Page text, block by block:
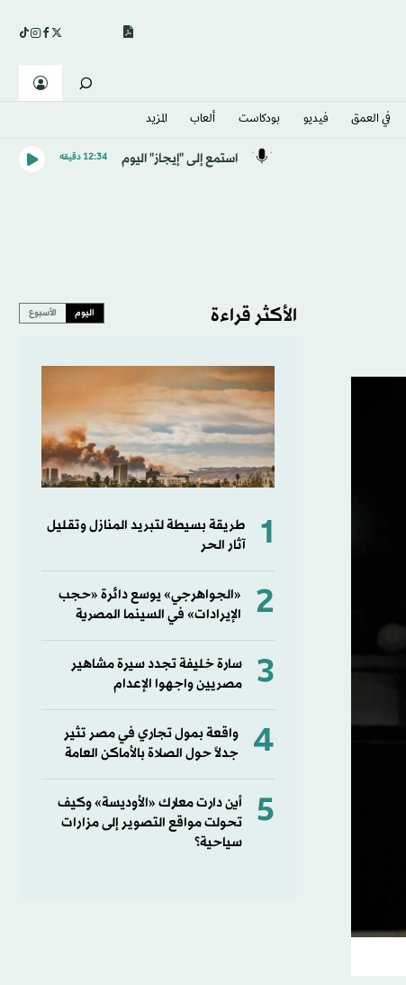
في العمق فيديو بودكاست ألعاب المزيد
استمع إلى "إيجاز" اليوم 12:34 دقيقه
الأكثر قراءة اليوم الأسبوع
1
طريقة بسيطة لتبريد المنازل وتقليل
آثار الحر
2
«الجواهرجي» يوسع دائرة «حجب
الإيرادات» في السينما المصرية
3
سارة خليفة تجدد سيرة مشاهير
مصريين واجهوا الإعدام
4
واقعة بمول تجاري في مصر تثير
جدلاً حول الصلاة بالأماكن العامة
5
أين دارت معارك «الأوديسة» وكيف
تحولت مواقع التصوير إلى مزارات
سياحية؟